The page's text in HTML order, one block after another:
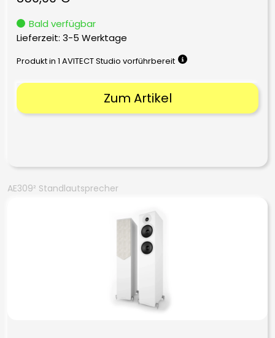
Bald verfügbar
Lieferzeit: 3-5 Werktage
Produkt in 1 AVITECT Studio vorführbereit
Zum Artikel
AE309² Standlautsprecher